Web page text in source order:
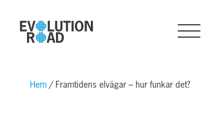
Hem Framtidens elvägar – hur funkar det?